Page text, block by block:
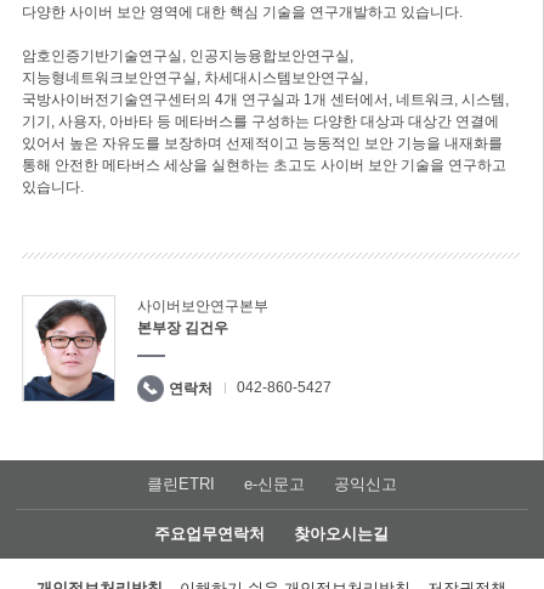
다양한 사이버 보안 영역에 대한 핵심 기술을 연구개발하고 있습니다.
암호인증기반기술연구실, 인공지능융합보안연구실,
지능형네트워크보안연구실, 차세대시스템보안연구실,
국방사이버전기술연구센터의 4개 연구실과 1개 센터에서, 네트워크, 시스템,
기기, 사용자, 아바타 등 메타버스를 구성하는 다양한 대상과 대상간 연결에
있어서 높은 자유도를 보장하며 선제적이고 능동적인 보안 기능을 내재화를
통해 안전한 메타버스 세상을 실현하는 초고도 사이버 보안 기술을 연구하고
있습니다.
사이버보안연구본부
본부장 김건우
연락처 042-860-5427
클린ETRI e-신문고 공익신고
주요업무연락처 찾아오시는길